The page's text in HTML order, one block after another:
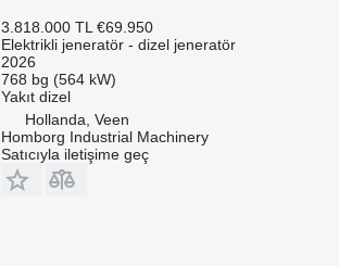
3.818.000 TL €69.950
Elektrikli jeneratör - dizel jeneratör
2026
768 bg (564 kW)
Yakıt dizel
Hollanda, Veen
Homborg Industrial Machinery
Satıcıyla iletişime geç